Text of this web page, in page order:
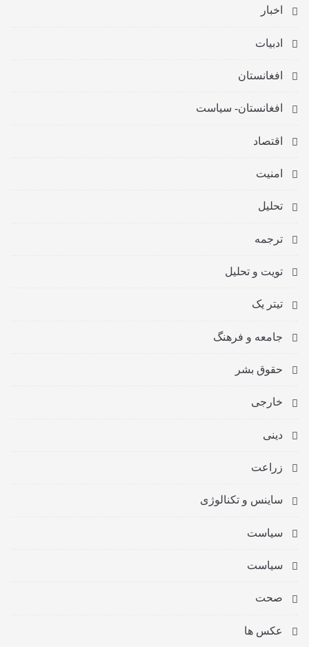
اخبار
ادبیات
افغانستان
افغانستان- سیاست
اقتصاد
امنیت
تحلیل
ترجمه
تویت و تحلیل
تیتر یک
جامعه و فرهنگ
حقوق بشر
خارجی
دینی
زراعت
ساینس و تکنالوژی
سیاست
سیاست
صحت
عکس ها